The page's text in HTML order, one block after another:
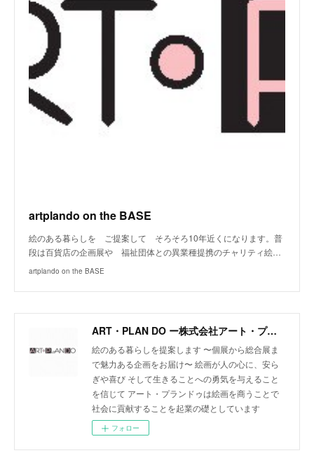
artplando on the BASE
絵のある暮らしを ご提案して そろそろ10年近くになります。普
段は百貨店の企画展や 福祉団体との異業種提携のチャリティ絵…
artplando on the BASE
ART・PLAN DO ー株式会社アート・プランドゥー
絵のある暮らしを提案します 〜個展から総合展ま
で魅力ある企画をお届け〜 絵画が人の心に、安ら
ぎや喜び そして生きることへの勇気を与えること
を信じて アート・プランドゥは絵画を商うことで
社会に貢献することを起業の礎としています
フォロー